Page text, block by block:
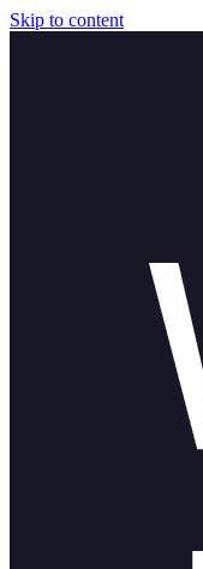
Skip to content